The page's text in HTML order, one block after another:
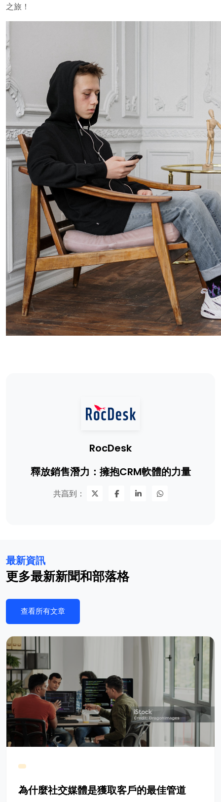
之旅！
RocDesk
釋放銷售潛力：擁抱CRM軟體的力量
共亯到：
最新資訊
更多最新新聞和部落格
查看所有文章
為什麼社交媒體是獲取客戶的最佳管道